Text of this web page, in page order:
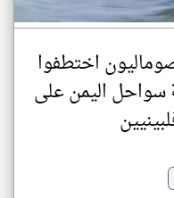
اختطفوا
سواحل اليمن على